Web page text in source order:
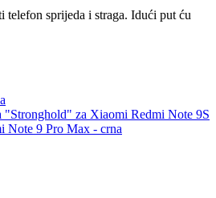
telefon sprijeda i straga. Idući put ću
"Stronghold" za Xiaomi Redmi Note 9S
Note 9 Pro Max - crna